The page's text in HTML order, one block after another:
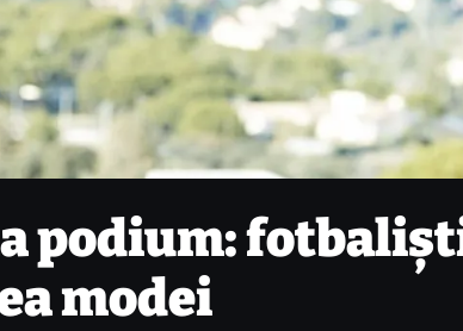
podium:
modei